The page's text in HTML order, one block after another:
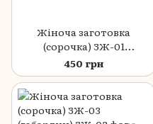
Жіноча заготовка
(сорочка) ЗЖ-01
(габардин)
450 грн